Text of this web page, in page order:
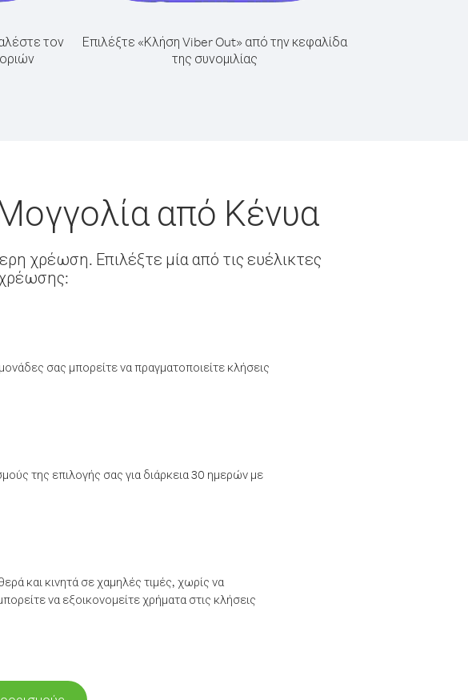
τον
Επιλέξτε «Κλήση Viber Out» από την κεφαλίδα
της συνομιλίας
από Κένυα
χρέωση. Επιλέξτε μία από τις ευέλικτες
σας μπορείτε να πραγματοποιείτε κλήσεις
της επιλογής σας για διάρκεια 30 ημερών με
και κινητά σε χαμηλές τιμές, χωρίς να
να εξοικονομείτε χρήματα στις κλήσεις